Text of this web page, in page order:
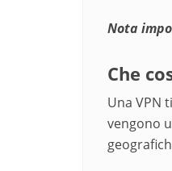
Nota
Che
Una VPN
vengono